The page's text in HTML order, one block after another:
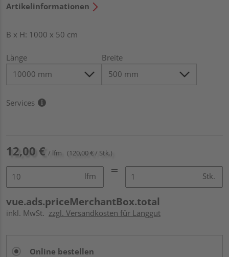
Artikelinformationen
B x H: 1000 x 50 cm
Länge Breite
Services
12,00 € / lfm (120,00 € / Stk.)
lfm Stk.
vue.ads.priceMerchantBox.total
inkl. MwSt. zzgl. Versandkosten für Langgut
Online bestellen